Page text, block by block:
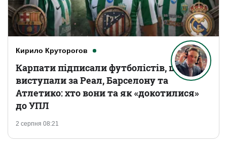
Кирило Круторогов
2 серпня 08:21
Карпати підписали футболістів, що
виступали за Реал, Барселону та
Атлетико: хто вони та як «докотилися»
до УПЛ